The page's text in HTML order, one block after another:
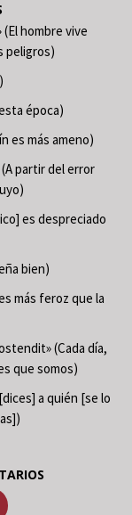
hombre vive
peligros)
época)
es más ameno)
partir del error
es despreciado
bien)
más feroz que la
(Cada día,
que somos)
a quién [se lo